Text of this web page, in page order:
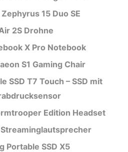
Zephyrus 15 Duo SE
2S Drohne
X Pro Notebook
S1 Gaming Chair
SSD T7 Touch – SSD mit
Edition Headset
Portable SSD X5